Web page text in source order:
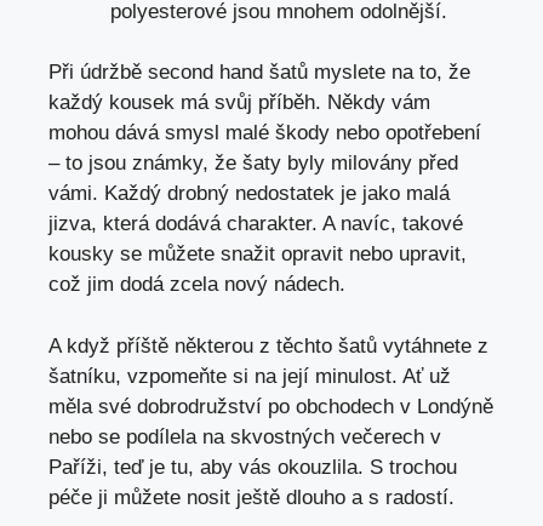
⁤polyesterové jsou​ mnohem odolnější.
Při údržbě second hand‌ šatů myslete ⁢na ⁣to, že
každý kousek má svůj příběh. Někdy vám
mohou dává smysl ⁤malé škody ⁣nebo ​opotřebení
– to jsou známky,​ že šaty byly milovány⁢ před‌
vámi. Každý drobný ⁢nedostatek je jako malá
jizva,​ která⁣ dodává charakter. A navíc, takové
kousky se můžete snažit opravit nebo⁢ upravit,
což jim dodá zcela ⁢nový nádech.
A když příště některou z těchto šatů vytáhnete z
šatníku, vzpomeňte si na její ​minulost. Ať už
⁢měla své⁢ dobrodružství po⁤ obchodech v ⁣Londýně
nebo se podílela na skvostných večerech v
Paříži, teď je tu, ‍aby‍ vás okouzlila. S trochou
péče⁤ ji můžete​ nosit ještě⁢ dlouho​ a s ​radostí.